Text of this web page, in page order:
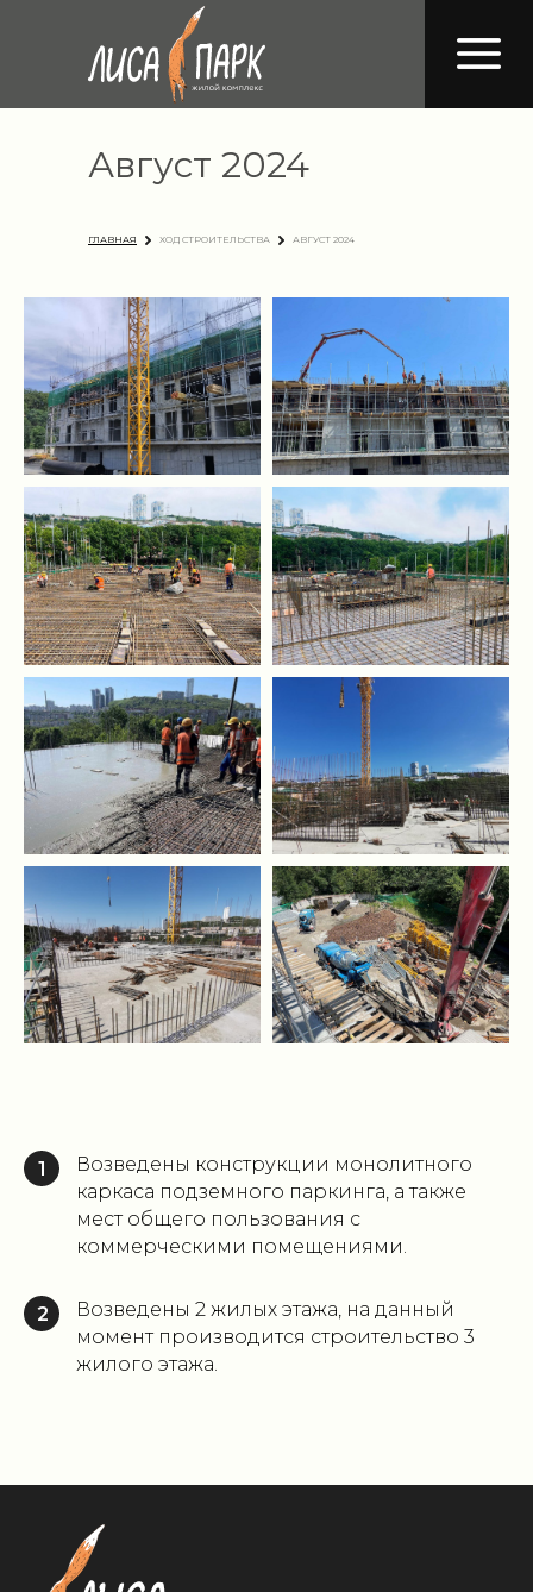
Август 2024
ГЛАВНАЯ ХОД СТРОИТЕЛЬСТВА АВГУСТ 2024
1
Возведены конструкции монолитного
каркаса подземного паркинга, а также
мест общего пользования с
коммерческими помещениями.
2
Возведены 2 жилых этажа, на данный
момент производится строительство 3
жилого этажа.